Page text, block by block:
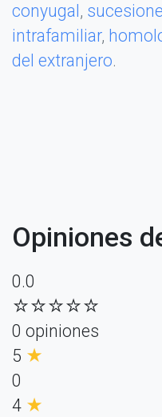
conyugal ,
intrafamiliar,
del extranjero.
Opiniones
0.0
☆☆☆☆☆
0 opiniones
5 ★
0
4 ★